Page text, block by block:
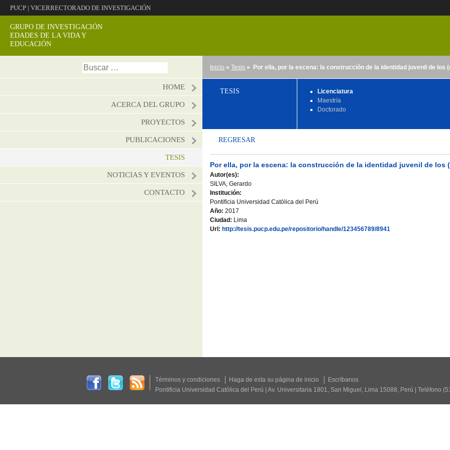
PUCP | VICERRECTORADO DE INVESTIGACIÓN
GRUPO DE INVESTIGACIÓN
EDADES DE LA VIDA Y
EDUCACIÓN
Buscar:
HOME
ACERCA DEL GRUPO
PROYECTOS
PUBLICACIONES
TESIS
NOTICIAS Y EVENTOS
CONTACTO
Inicio »Tesis » Por ella, por la escena: la construcción de la identidad juvenil de los
TESIS
Licenciatura
Maestría
Doctorado
REGRESAR
Por ella, por la escena: la construcción de la identidad juvenil de los
Autor(es):
SILVA, Gerardo
Institución:
Pontificia Universidad Católica del Perú
Año: 2017
Ciudad: Lima
Url: http://tesis.pucp.edu.pe/repositorio/handle/123456789/8941
Términos y condiciones Haga de esta su página de inicio
Escríbanos
Pontificia Universidad Católica del Perú | Av. Universitaria 1801, San Miguel, Lima 15088, Perú | Teléfono